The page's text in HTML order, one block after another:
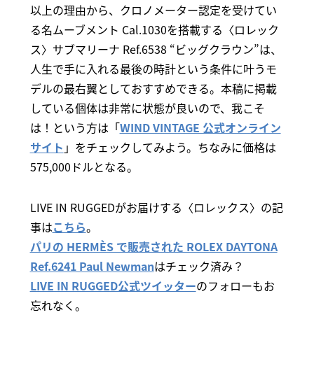
以上の理由から、クロノメーター認定を受けてい
る名ムーブメント Cal.1030を搭載する〈ロレック
ス〉サブマリーナ Ref.6538 “ビッグクラウン”は、
人生で手に入れる最後の時計という条件に叶うモ
デルの最右翼としておすすめできる。本稿に掲載
している個体は非常に状態が良いので、我こそ
は！という方は「WIND VINTAGE 公式オンライン
サイト 」をチェックしてみよう。ちなみに価格は
575,000ドルとなる。
LIVE IN RUGGEDがお届けする〈ロレックス〉の記
事はこちら。
パリの HERMÈS で販売された ROLEX DAYTONA
Ref.6241 Paul Newmanはチェック済み？
LIVE IN RUGGED公式ツイッターのフォローもお
忘れなく。